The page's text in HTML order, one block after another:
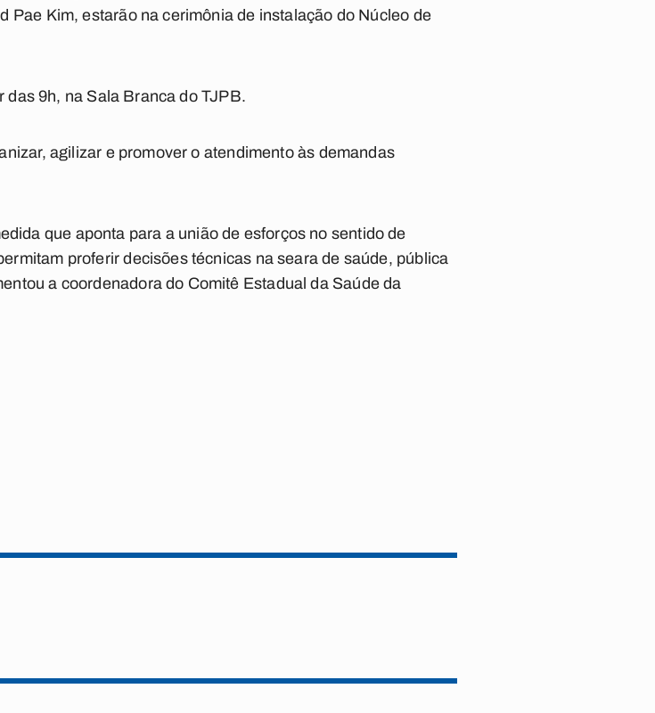
Pae Kim, estarão na cerimônia de instalação do Núcleo de
9h, na Sala Branca do TJPB.
agilizar e promover o atendimento às demandas
que aponta para a união de esforços no sentido de
proferir decisões técnicas na seara de saúde, pública
a coordenadora do Comitê Estadual da Saúde da